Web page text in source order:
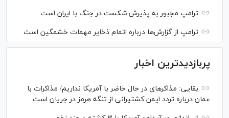
ترامپ مجبور به پذیرش شکست در جنگ با ایران است
ترامپ از گزارش‌ها درباره اتمام ذخایر مهمات خشمگین است
پربازدیدترین اخبار
بقایی: مذاکره‎ای در حال حاضر با آمریکا نداریم/ مذاکرات با
عمان درباره تردد ایمن کشتیرانی از تنگه هرمز در جریان است